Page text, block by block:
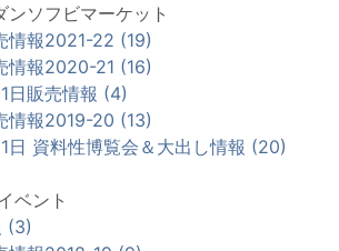
ンソフビマーケット
情報2021-22 (19)
情報2020-21 (16)
日販売情報 (4)
情報2019-20 (13)
日 資料性博覧会＆大出し情報 (20)
ベント
(3)